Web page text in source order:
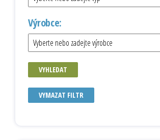
Výrobce:
VYHLEDAT
VYMAZAT FILTR